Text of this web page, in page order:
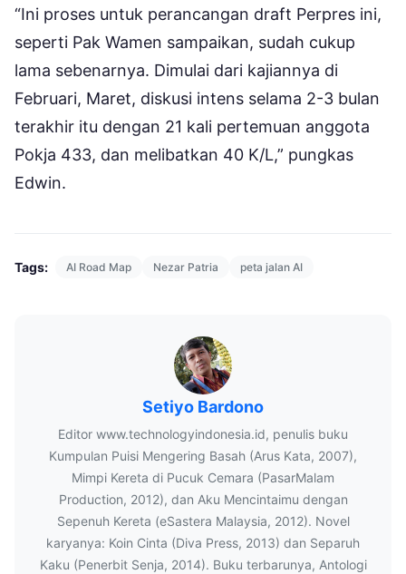
“Ini proses untuk perancangan draft Perpres ini,
seperti Pak Wamen sampaikan, sudah cukup
lama sebenarnya. Dimulai dari kajiannya di
Februari, Maret, diskusi intens selama 2-3 bulan
terakhir itu dengan 21 kali pertemuan anggota
Pokja 433, dan melibatkan 40 K/L,” pungkas
Edwin.
Tags: AI Road Map Nezar Patria peta jalan AI
Setiyo Bardono
Editor www.technologyindonesia.id, penulis buku
Kumpulan Puisi Mengering Basah (Arus Kata, 2007),
Mimpi Kereta di Pucuk Cemara (PasarMalam
Production, 2012), dan Aku Mencintaimu dengan
Sepenuh Kereta (eSastera Malaysia, 2012). Novel
karyanya: Koin Cinta (Diva Press, 2013) dan Separuh
Kaku (Penerbit Senja, 2014). Buku terbarunya, Antologi